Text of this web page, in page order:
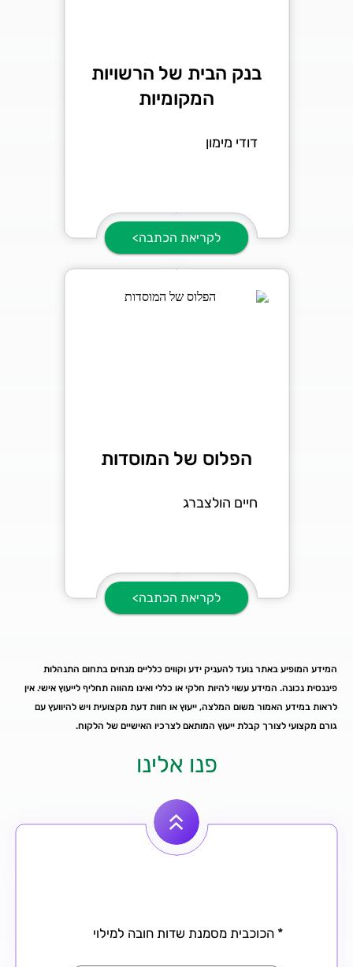
בנק הבית של הרשויות
המקומיות
דודי מימון
לקריאת הכתבה>
הפלוס של המוסדות
חיים הולצברג
לקריאת הכתבה>
המידע המופיע באתר נועד להעניק ידע וקווים כלליים מנחים בתחום התנהלות
פיננסית נכונה. המידע עשוי להיות חלקי או כללי ואינו מהווה תחליף לייעוץ אישי. אין
לראות במידע האמור משום המלצה, ייעוץ או חוות דעת מקצועית ויש להיוועץ עם
גורם מקצועי לצורך קבלת ייעוץ המותאם לצרכיו האישיים של הלקוח.
פנו אלינו
* הכוכבית מסמנת שדות חובה למילוי